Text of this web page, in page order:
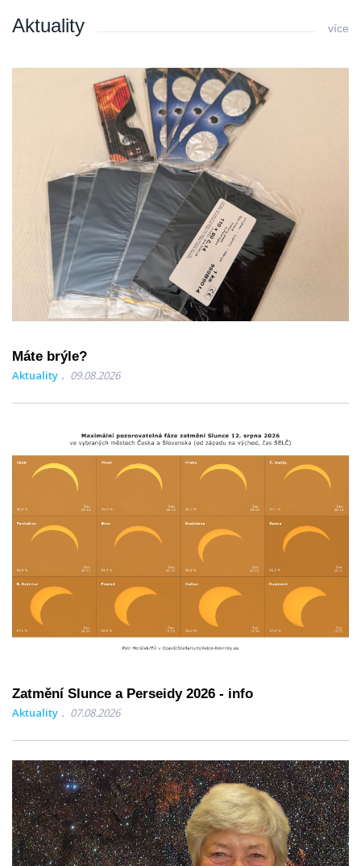
Aktuality více
Máte brýle?
Aktuality 09.08.2026
Zatmění Slunce a Perseidy 2026 - info
Aktuality 07.08.2026